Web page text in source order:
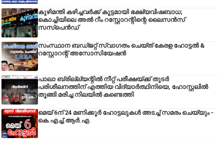
കുഴിമന്തി കഴിച്ചവർക്ക് കൂട്ടമായി ഭക്ഷ്യവിഷബാധ;
കൊച്ചിയിലെ അൽ റീം റസ്റ്റോറന്റിന്റെ ലൈസൻസ്
സസ്പെൻഡ്
സംസ്ഥാന ബഡ്‌ജറ്റ് സ്വാഗതം ചെയ്ത് കേരള ഹോട്ടൽ &
റസ്റ്റോറന്റ് അസോസിയേഷൻ
പാലാ ബ്രില്ല്യന്റിൽ നീറ്റ് പരീക്ഷയ്ക്ക് തുടർ
പരിശീലനത്തിന് എത്തിയ വിദ്യാർത്ഥിനിയെ, ഹോസ്റ്റലിൽ
തൂങ്ങി മരിച്ച നിലയിൽ കണ്ടെത്തി
മെയ് 6ന് 24 മണിക്കൂർ ഹോട്ടലുകൾ അടച്ച് സമരം ചെയ്യും -
കെ.എച്ച്.ആർ.എ.